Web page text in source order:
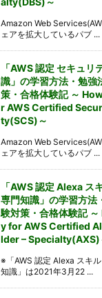
Amazon Web
ェアを拡大しているパブ ...
「AWS 認定 セキュリ
識」の学習方法・勉強
策・合格体験記 ～
r AWS Certified
ty(SCS)～
Amazon Web
ェアを拡大しているパブ ...
「AWS 認定 Alexa ス
専門知識」の学習方法
験対策・合格体験記
y for AWS Certified
lder – Specialty(AXS)
※「AWS 認定 Alexa スキ
知識」は2021年3月22 ...